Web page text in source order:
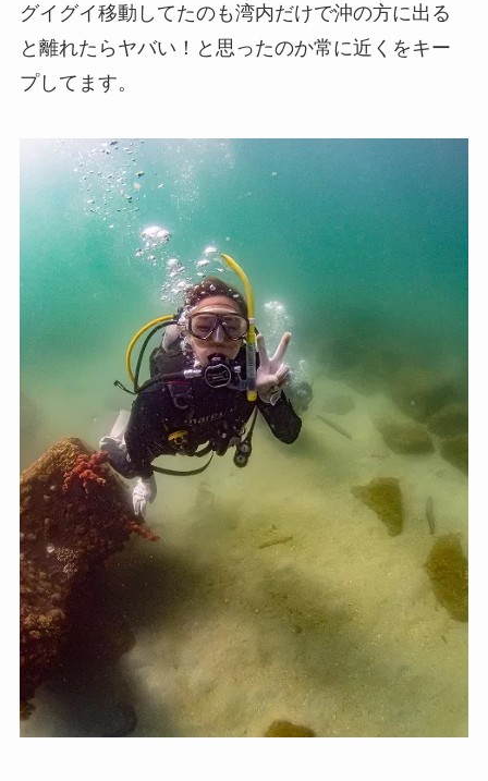
グイグイ移動してたのも湾内だけで沖の方に出る
と離れたらヤバい！と思ったのか常に近くをキー
プしてます。